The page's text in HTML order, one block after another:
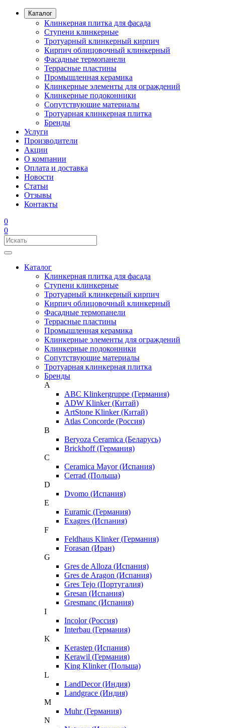
Каталог
Клинкерная плитка для фасада
Ступени клинкерные
Тротуарный клинкерный кирпич
Кирпич облицовочный клинкерный
Фасадные термопанели
Террасные пластины
Промышленная керамика
Клинкерные элементы для ограждений
Клинкерные подоконники
Сопутствующие материалы
Тротуарная клинкерная плитка
Бренды
Услуги
Производители
Акции
О компании
Оплата и доставка
Новости
Статьи
Отзывы
Контакты
0
0
Каталог
Клинкерная плитка для фасада
Ступени клинкерные
Тротуарный клинкерный кирпич
Кирпич облицовочный клинкерный
Фасадные термопанели
Террасные пластины
Промышленная керамика
Клинкерные элементы для ограждений
Клинкерные подоконники
Сопутствующие материалы
Тротуарная клинкерная плитка
Бренды
A
ABC Klinkergruppe (Германия)
ADW Klinker (Китай)
ArtStone Klinker (Китай)
Atlas Concorde (Россия)
B
Beryoza Ceramica (Беларусь)
Brickhoff (Германия)
C
Ceramica Mayor (Испания)
Cerrad (Польша)
D
Dvomo (Испания)
E
Euramic (Германия)
Exagres (Испания)
F
Feldhaus Klinker (Германия)
Forasan (Иран)
G
Gres de Alloza (Испания)
Gres de Aragon (Испания)
Gres Tejo (Португалия)
Gresan (Испания)
Gresmanc (Испания)
I
Incolor (Россия)
Interbau (Германия)
K
Kerastep (Испания)
Kerawil (Германия)
King Klinker (Польша)
L
LandDecor (Индия)
Landgrace (Индия)
M
Muhr (Германия)
N